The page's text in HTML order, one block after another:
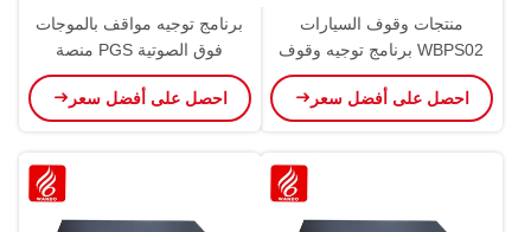
منتجات وقوف السيارات
WBPS02 برنامج توجيه وقوف
السيارات بالموجات فوق
الصوتية0
احصل على أفضل سعر
برنامج توجيه مواقف بالموجات
فوق الصوتية PGS منصة
الموجات فوق الصوتية PMS
منتجات مواقف
احصل على أفضل سعر